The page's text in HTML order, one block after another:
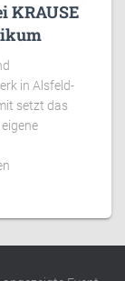
KRAUSE
in Alsfeld-
setzt das